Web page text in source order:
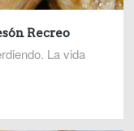
Recreo
La vida